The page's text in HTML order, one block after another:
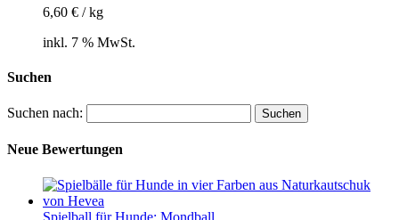
6,60 € /kg
inkl. 7 % MwSt.
Suchen
Suchen nach:
Neue Bewertungen
Spielball für Hunde: Mondball